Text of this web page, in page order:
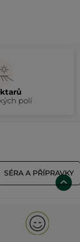
polí
SÉRA A PŘÍPRAVKY